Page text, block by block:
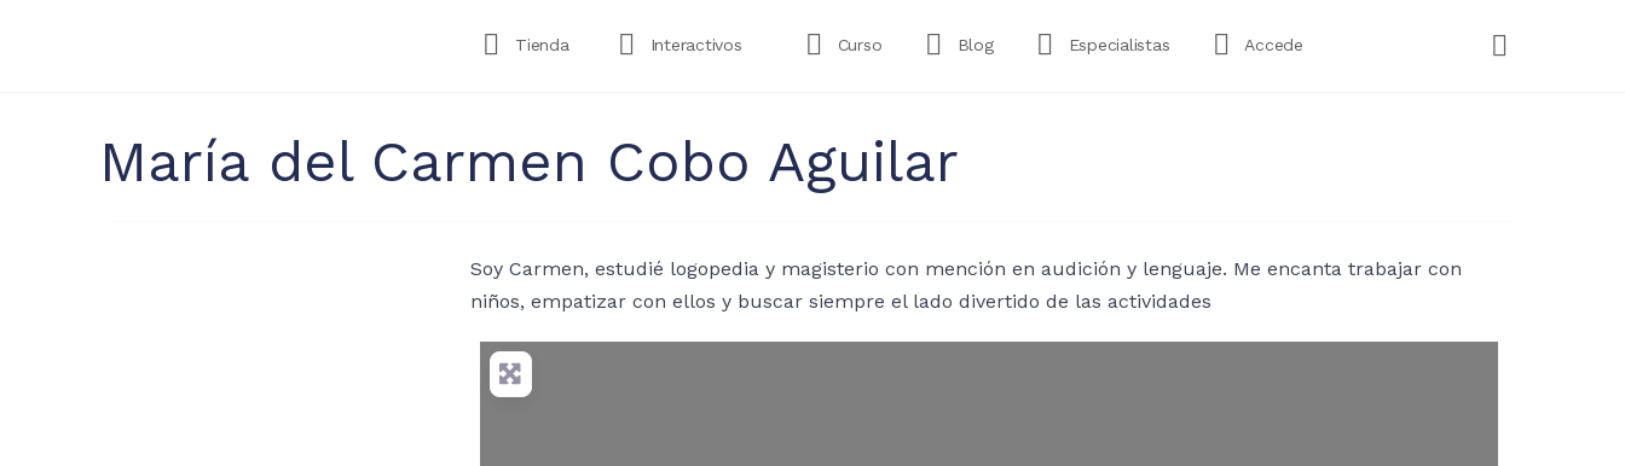
Tienda Interactivos Curso Blog Especialistas Accede
María del Carmen Cobo Aguilar
Soy Carmen, estudié logopedia y magisterio con mención en audición y lenguaje. Me encanta trabajar con
niños, empatizar con ellos y buscar siempre el lado divertido de las actividades